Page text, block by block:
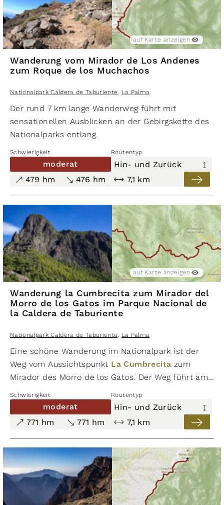
auf Karte anzeigen
Wanderung vom Mirador de Los Andenes
zum Roque de los Muchachos
Nationalpark Caldera de Taburiente, La Palma
Der rund 7 km lange Wanderweg führt mit
sensationellen Ausblicken an der Gebirgskette des
Nationalparks entlang.
Schwierigkeit Routentyp
moderat
Hin- und Zurück
479 hm
476 hm 7,1 km
auf Karte anzeigen
Wanderung la Cumbrecita zum Mirador del
Morro de los Gatos im Parque Nacional de
la Caldera de Taburiente
Nationalpark Caldera de Taburiente, La Palma
Eine schöne Wanderung im Nationalpark ist der
Weg vom Aussichtspunkt La Cumbrecita zum
Mirador des Morro de los Gatos. Der Weg führt am
Fuße des Pico Bejenado
Aufstieg zu einem Felsvorsprung am Fuße des Pico
Bejenado möglich. Der Mirador del Morro de los
Gatos ist ein Aussichtspunkt in der Caldera de
Taburiente. Er befindet sich in der Nähe des Pico
Bejenao und La Cumbrecita. Es handelt sich um
einen Aussichtspunkt auf halbem Weg zwischen
Lomo de las Choszas und La Cancelita. Von hier
aus hat man einen herrlichen Blick auf die
Schwierigkeit Routentyp
moderat
Hin- und Zurück
771 hm
771 hm 7,1 km